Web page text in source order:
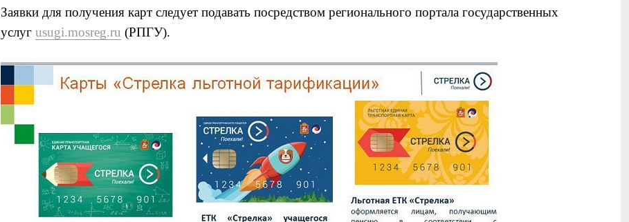
Заявки для получения карт следует подавать посредством регионального портала государственных
услуг usugi.mosreg.ru (РПГУ).